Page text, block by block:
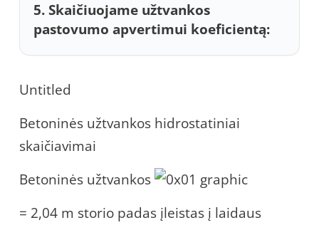
5. Skaičiuojame užtvankos
pastovumo apvertimui koeficientą:
Untitled
Betoninės užtvankos hidrostatiniai
skaičiavimai
Betoninės užtvankos
= 2,04 m storio padas įleistas į laidaus